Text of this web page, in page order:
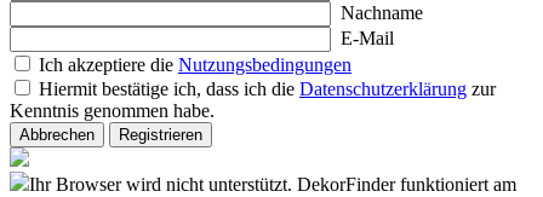
Nachname
E-Mail
Ich akzeptiere die Nutzungsbedingungen
Hiermit bestätige ich, dass ich die Datenschutzerklärung zur
Kenntnis genommen habe.
Abbrechen Registrieren
Ihr Browser wird nicht unterstützt. DekorFinder funktioniert am